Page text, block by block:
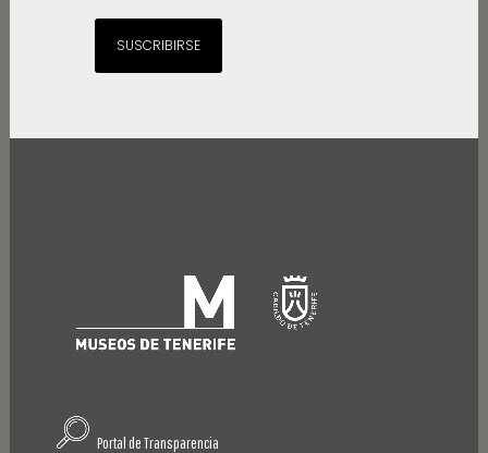
SUSCRIBIRSE
Portal de Transparencia